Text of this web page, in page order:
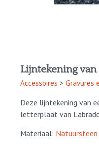
Lijntekening
Accessoires >Gravures
Deze lijntekening van
letterplaat van
Materiaal: Natuursteen